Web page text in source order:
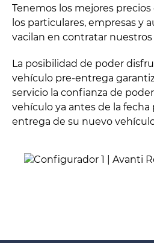
Tenemos los mejores
los particulares, empresas y
vacilan en contratar nuestros
La posibilidad de poder
vehículo pre-entrega
servicio la confianza de
vehículo ya antes de la fecha
entrega de su nuevo